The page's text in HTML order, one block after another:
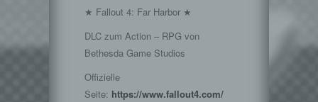
★ Fallout 4: Far Harbor ★
DLC zum Action – RPG von
Bethesda Game Studios
Offizielle
Seite: https://www.fallout4.com/